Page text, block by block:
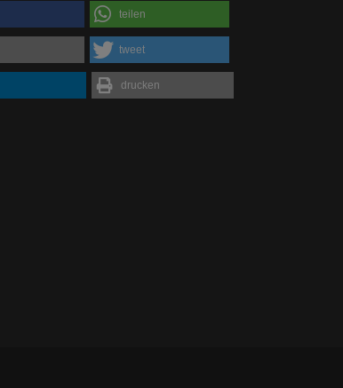
teilen
tweet
drucken